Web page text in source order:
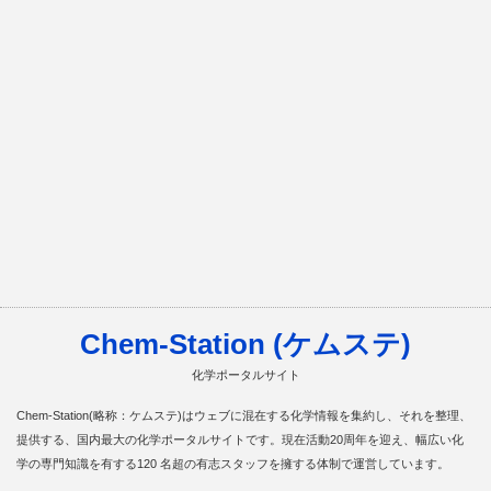
Chem-Station (ケムステ)
化学ポータルサイト
Chem-Station(略称：ケムステ)はウェブに混在する化学情報を集約し、それを整理、
提供する、国内最大の化学ポータルサイトです。現在活動20周年を迎え、幅広い化
学の専門知識を有する120 名超の有志スタッフを擁する体制で運営しています。